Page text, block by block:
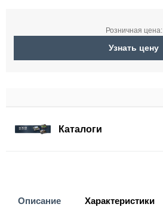
Розничная цена:
Узнать цену
Каталоги
Описание Характеристики